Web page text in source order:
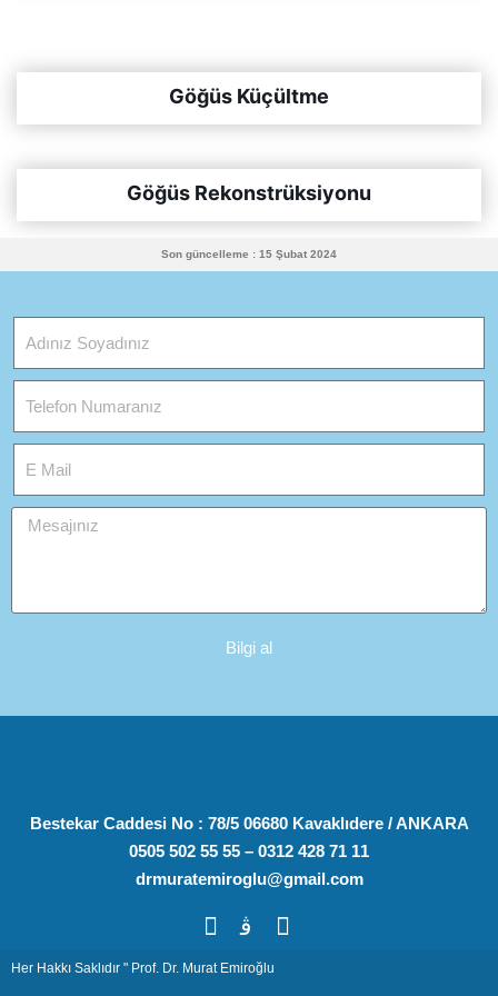
Göğüs Küçültme
Göğüs Rekonstrüksiyonu
Son güncelleme : 15 Şubat 2024
Bilgi al
Bestekar Caddesi No : 78/5 06680 Kavaklıdere / ANKARA
0505 502 55 55 – 0312 428 71 11
drmuratemiroglu@gmail.com
Her Hakkı Saklıdır " Prof. Dr. Murat Emiroğlu